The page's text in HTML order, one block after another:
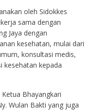
oleh Sidokkes
sama dengan
Jaya dengan
kesehatan, mulai dari
konsultasi medis,
kesehatan kepada
Bhayangkari
Wulan Bakti yang juga